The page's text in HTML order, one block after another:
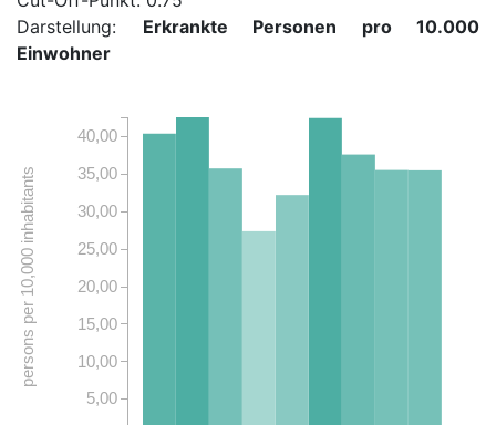
Darstellung: Erkrankte Personen pro 10.000
Einwohner
persons per 10,000 inhabitants
5,00
10,00
15,00
20,00
25,00
30,00
35,00
40,00